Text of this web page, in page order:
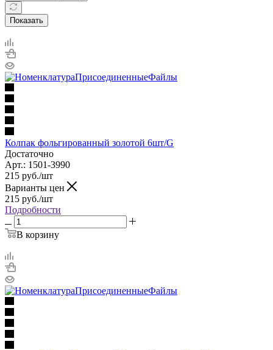
Показать
Колпак фольгированный золотой 6шт/G
Достаточно
Арт.: 1501-3990
215 руб./шт
Варианты цен
215 руб./шт
Подробности
В корзину